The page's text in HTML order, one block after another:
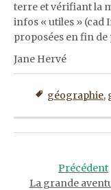
terre et vérifiant la
infos « utiles » (cad
proposées en fin
Jane Hervé
géographie,
navigationPrécédent
La grande